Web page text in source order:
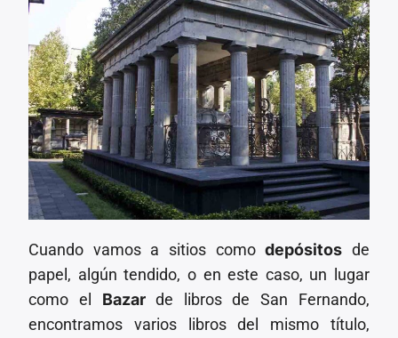
Cuando vamos a sitios comodepósitos de
papel, algún tendido, o en este caso, un lugar
como el Bazarde libros de San Fernando,
encontramos varios libros del mismo título,